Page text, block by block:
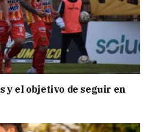
y el objetivo de seguir en